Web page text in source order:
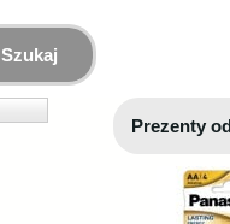
Szukaj
Prezenty